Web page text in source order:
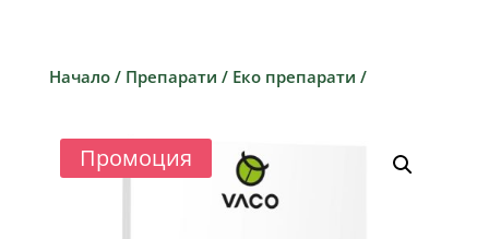
Начало/ Препарати / Еко препарати /
Промоция